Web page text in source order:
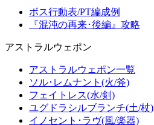
ボス行動表/PT編成例
『混沌の再来･後編』攻略
アストラルウェポン
アストラルウェポン一覧
ソル･レムナント(火/斧)
フェイトレス(水/剣)
ユグドラシルブランチ(土/杖)
イノセント･ラヴ(風/楽器)